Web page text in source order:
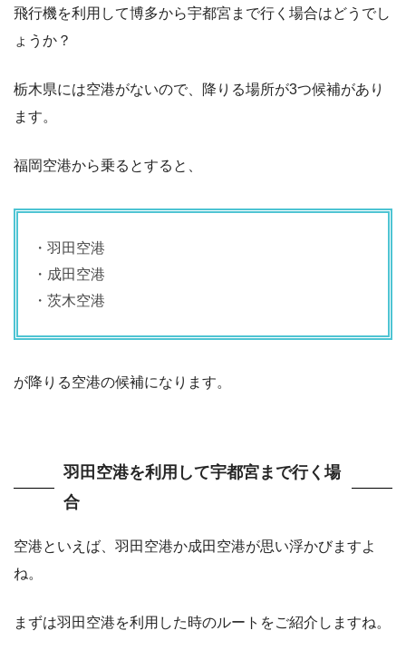
飛行機を利用して博多から宇都宮まで行く場合はどうでし
ょうか？
栃木県には空港がないので、降りる場所が3つ候補があり
ます。
福岡空港から乗るとすると、
・羽田空港
・成田空港
・茨木空港
が降りる空港の候補になります。
羽田空港を利用して宇都宮まで行く場
合
空港といえば、羽田空港か成田空港が思い浮かびますよ
ね。
まずは羽田空港を利用した時のルートをご紹介しますね。